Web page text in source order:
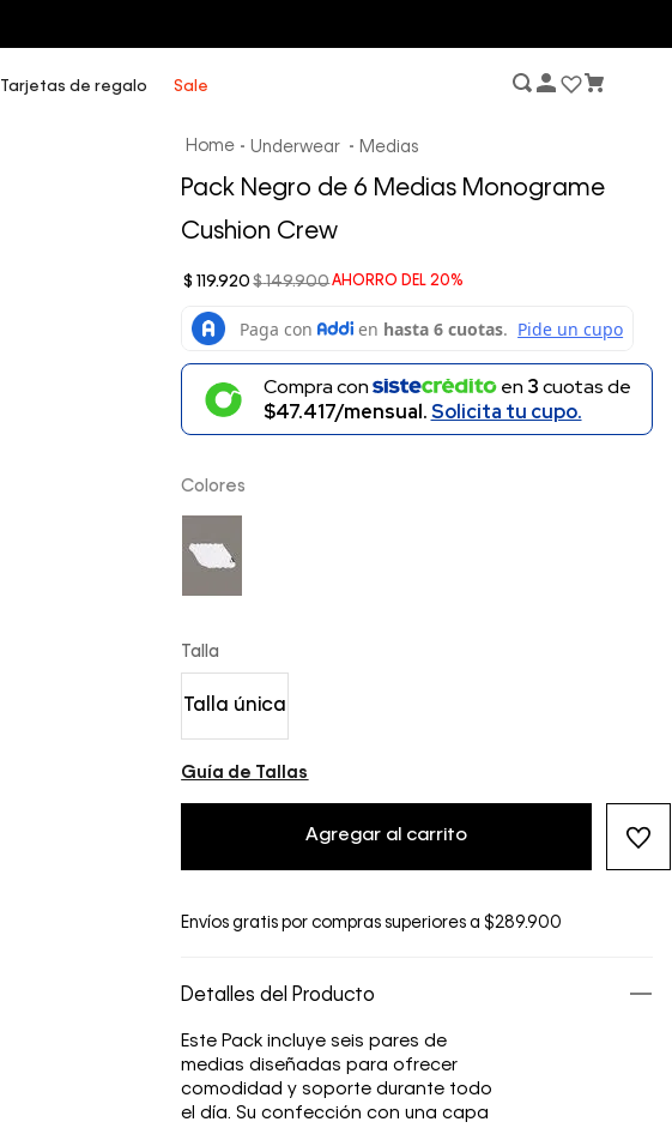
Tarjetas de regalo Sale
Underwear Medias
Pack Negro de 6 Medias Monograme
Cushion Crew
AHORRO DEL20%
$ 149.900
$ 119.920
Compra con en 3cuotas de
$47.417/mensual.Solicita tu cupo.
Colores
Talla
Talla única
Guía de Tallas
Agregar al carrito
Envíos gratis por compras superiores a $289.900
Detalles del Producto
Este Pack incluye seis pares de
medias diseñadas para ofrecer
comodidad y soporte durante todo
el día. Su confección con una capa